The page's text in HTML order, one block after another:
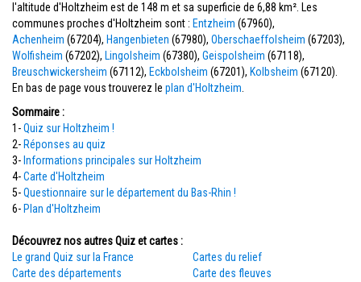
l'altitude d'Holtzheim est de 148 m et sa superficie de 6,88 km². Les
communes proches d'Holtzheim sont : Entzheim (67960),
Achenheim (67204), Hangenbieten (67980), Oberschaeffolsheim (67203),
Wolfisheim (67202), Lingolsheim (67380), Geispolsheim (67118),
Breuschwickersheim (67112), Eckbolsheim (67201), Kolbsheim (67120).
En bas de page vous trouverez le plan d'Holtzheim
Sommaire :
1-Quiz sur Holtzheim !
2- Réponses au quiz
3- Informations principales sur Holtzheim
4-Carte d'Holtzheim
5-Questionnaire sur le département du Bas-Rhin !
6- Plan d'Holtzheim
Découvrez nos autres Quiz et cartes :
Le grand Quiz sur la France
Carte des départements
Cartes du relief
Carte des fleuves